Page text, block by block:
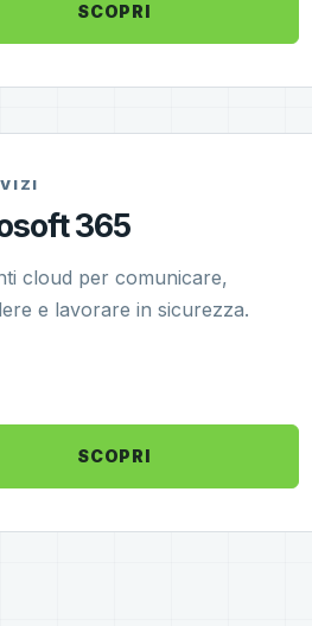
SCOPRI
365
cloud per comunicare,
e lavorare in sicurezza.
SCOPRI